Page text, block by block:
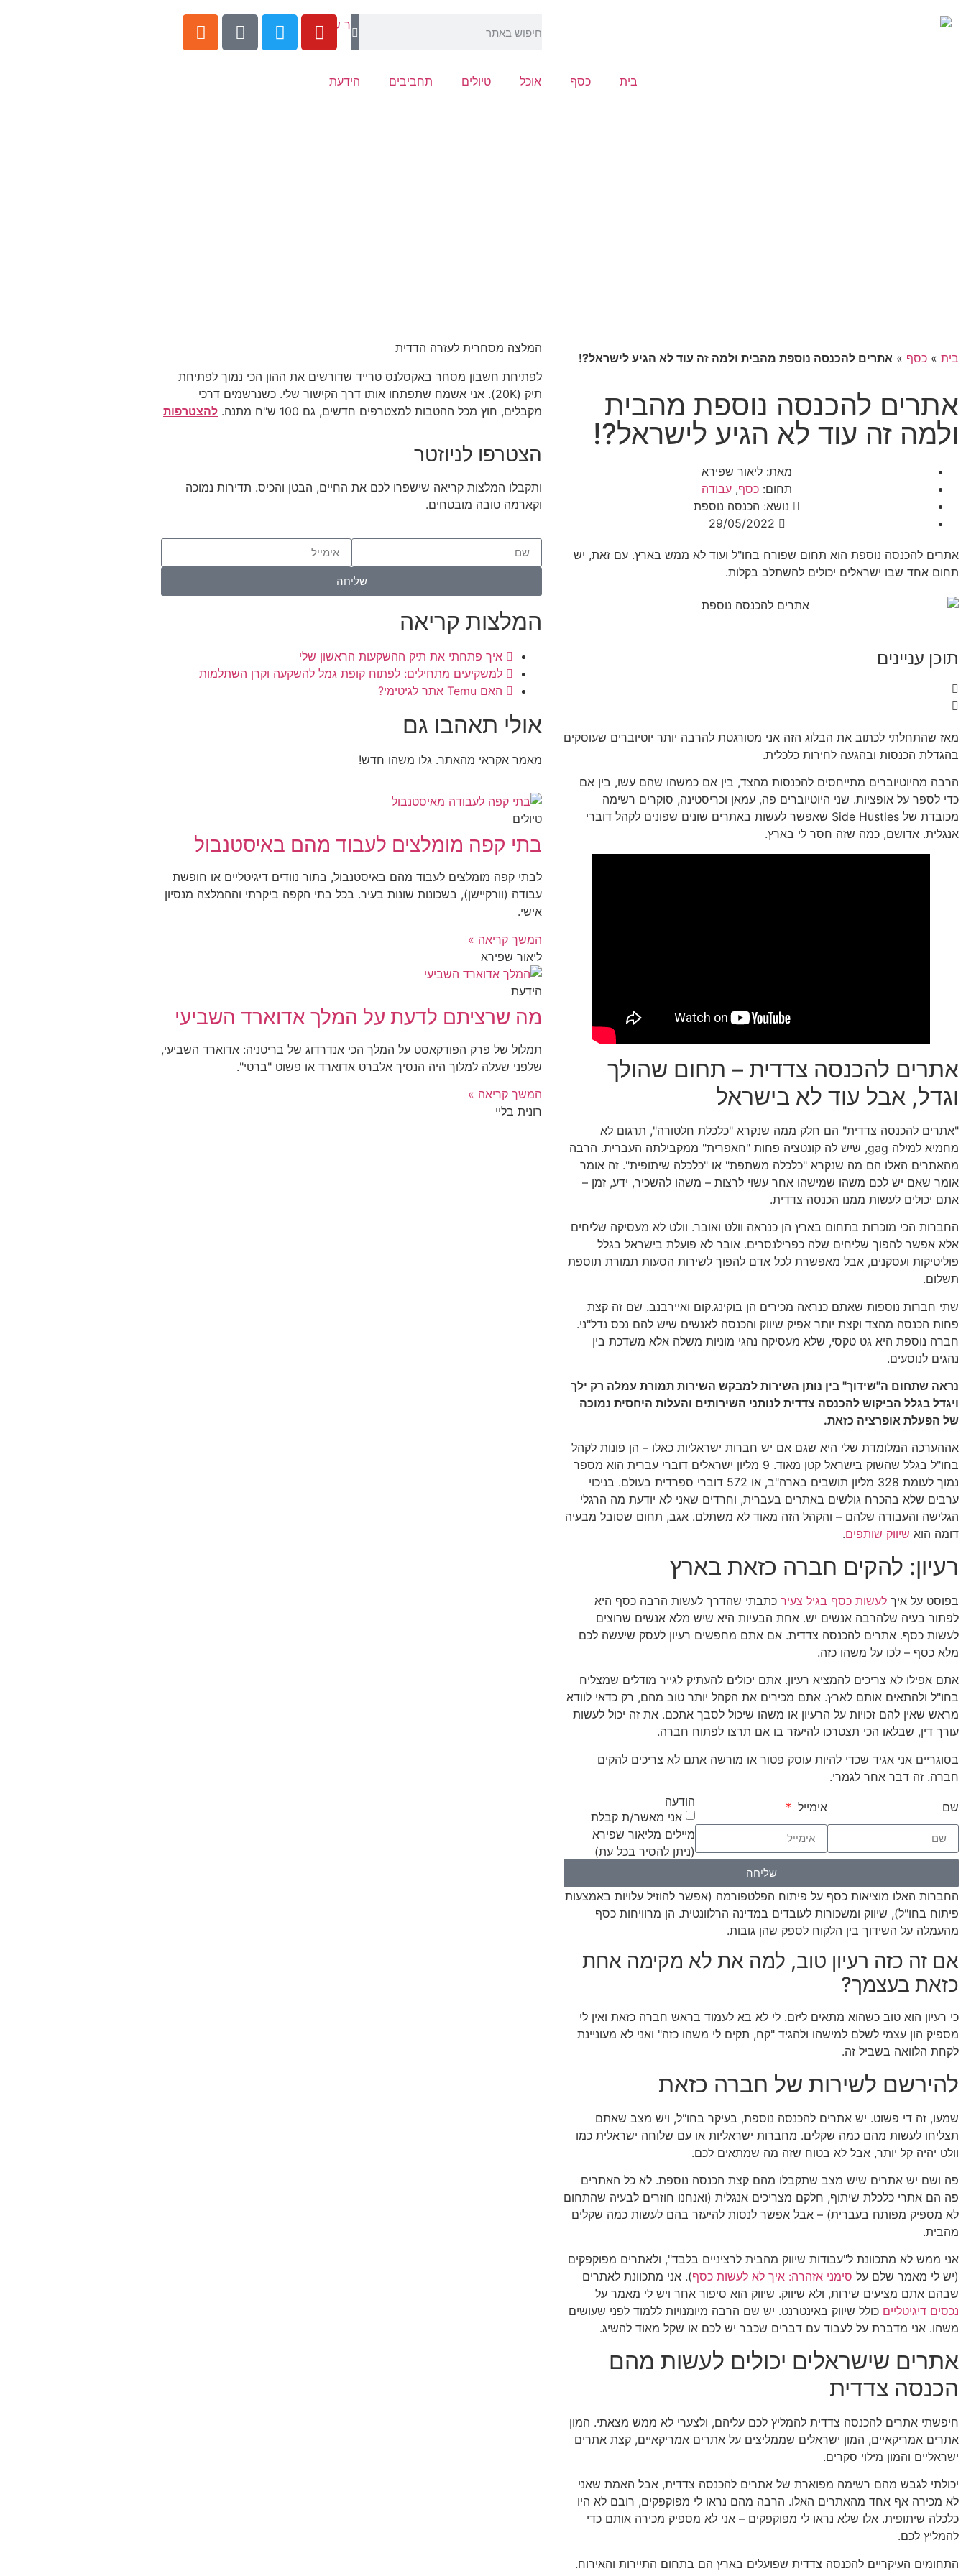
בית כסף אוכל טיולים תחביבים הידעת
בית » כסף » אתרים להכנסה נוספת מהבית ולמה זה עוד לא הגיע לישראל?!
אתרים להכנסה נוספת מהבית
ולמה זה עוד לא הגיע לישראל?!
מאת: ליאור שפירא
תחום: כסף, עבודה
נושא: הכנסה נוספת
29/05/2022
אתרים להכנסה נוספת הוא תחום שפורח בחו"ל ועוד לא ממש בארץ. עם זאת, יש
תחום אחד שבו ישראלים יכולים להשתלב בקלות.
תוכן עניינים
מאז שהתחלתי לכתוב את הבלוג הזה אני מטורגטת להרבה יותר יוטיוברים שעוסקים
בהגדלת הכנסות ובהגעה לחירות כלכלית.
הרבה מהיוטיוברים מתייחסים להכנסות מהצד, בין אם כמשהו שהם עשו, בין אם
כדי לספר על אופציות. שני היוטיוברים פה, עמאן וכריסטינה, סוקרים רשימה
מכובדת של Side Hustles שאפשר לעשות באתרים שונים שפונים לקהל דוברי
אנגלית. אדושם, כמה שזה חסר לי בארץ.
אתרים להכנסה צדדית – תחום שהולך
וגדל, אבל עוד לא בישראל
"אתרים להכנסה צדדית" הם חלק ממה שנקרא "כלכלת חלטורה", תרגום לא
מחמיא למילה gag, שיש לה קונטציה פחות "חאפרית" ממקבילתה העברית. הרבה
מהאתרים האלו הם מה שנקרא "כלכלה משתפת" או "כלכלה שיתופית". זה אומר
אומר שאם יש לכם משהו שמישהו אחר עשוי לרצות – משהו להשכיר, ידע, זמן –
אתם יכולים לעשות ממנו הכנסה צדדית.
החברות הכי מוכרות בתחום בארץ הן כנראה וולט ואובר. וולט לא מעסיקה שליחים
אלא אפשר להפוך שליחים שלה כפרילנסרים. אובר לא פועלת בישראל בגלל
פוליטיקות ועסקנים, אבל מאפשרת לכל אדם להפוך לשירות הסעות תמורת תוספת
תשלום.
שתי חברות נוספות שאתם כנראה מכירים הן בוקינג.קום ואיירבנב. שם זה קצת
פחות הכנסה מהצד וקצת יותר אפיק שיווק והכנסה לאנשים שיש להם נכס נדל"ני.
חברה נוספת היא גט טקסי, שלא מעסיקה נהגי מוניות משלה אלא משדכת בין
נהגים לנוסעים.
נראה שתחום ה"שידוך" בין נותן השירות למבקש השירות תמורת עמלה רק ילך
ויגדל בגלל הביקוש להכנסה צדדית לנותני השירותים והעלות היחסית נמוכה
של הפעלת אופרציה כזאת.
אההערכה המלומדת שלי היא שגם אם יש חברות ישראליות כאלו – הן פונות לקהל
בחו"ל בגלל שהשוק בישראל קטן מאוד. 9 מליון ישראלים דוברי עברית הוא מספר
נמוך לעומת 328 מליון תושבים בארה"ב, או 572 דוברי ספרדית בעולם. בניכוי
ערבים שלא בהכרח גולשים באתרים בעברית, וחרדים שאני לא יודעת מה הרגלי
הגלישה והעבודה שלהם – והקהל הזה מאוד לא משתלם. אגב, תחום שסובל מבעיה
דומה הוא שיווק שותפים.
רעיון: להקים חברה כזאת בארץ
בפוסט על איך לעשות כסף בגיל צעיר כתבתי שהדרך לעשות הרבה כסף היא
לפתור בעיה שלהרבה אנשים יש. אחת הבעיות היא שיש מלא אנשים שרוצים
לעשות כסף. אתרים להכנסה צדדית. אם אתם מחפשים רעיון לעסק שיעשה לכם
מלא כסף – לכו על משהו כזה.
אתם אפילו לא צריכים להמציא רעיון. אתם יכולים להעתיק לגייר מודלים שמצליח
בחו"ל ולהתאים אותם לארץ. אתם מכירים את הקהל יותר טוב מהם, רק כדאי לוודא
מראש שאין להם זכויות על הרעיון או משהו שיכול לסבך אתכם. את זה יכול לעשות
עורך דין, שבלאו הכי תצטרכו להיעזר בו אם תרצו לפתוח חברה.
בסוגריים אני אגיד שכדי להיות עוסק פטור או מורשה אתם לא צריכים להקים
חברה. זה דבר אחר לגמרי.
שם אימייל
הודעה
אני מאשר/ת קבלת
מיילים מליאור שפירא
(ניתן להסיר בכל עת)
שליחה
החברות האלו מוציאות כסף על פיתוח הפלטפורמה (אפשר להוזיל עלויות באמצעות
פיתוח בחו"ל), שיווק ומשכורות לעובדים במדינה הרלוונטית. הן מרוויחות כסף
מהעמלה על השידוך בין הלקוח לספק שהן גובות.
אם זה כזה רעיון טוב, למה את לא מקימה אחת
כזאת בעצמך?
כי רעיון הוא טוב כשהוא מתאים ליזם. לי לא בא לעמוד בראש חברה כזאת ואין לי
מספיק הון עצמי לשלם למישהו ולהגיד "קח, תקים לי משהו כזה" ואני לא מעוניינת
לקחת הלוואה בשביל זה.
להירשם לשירות של חברה כזאת
שמעו, זה די פשוט. יש אתרים להכנסה נוספת, בעיקר בחו"ל, ויש מצב שאתם
תצליחו לעשות מהם כמה שקלים. מחברות ישראליות או עם שלוחה ישראלית כמו
וולט יהיה קל יותר, אבל לא בטוח שזה מה שמתאים לכם.
פה ושם יש אתרים שיש מצב שתקבלו מהם קצת הכנסה נוספת. לא כל האתרים
פה הם אתרי כלכלת שיתוף, חלקם מצריכים אנגלית (ואנחנו חוזרים לבעיה שהתחום
לא מספיק מפותח בעברית) – אבל אפשר לנסות להיעזר בהם לעשות כמה שקלים
מהבית.
אני ממש לא מתכוונת ל"עבודות שיווק מהבית לרציניים בלבד", ולאתרים מפוקפקים
(יש לי מאמר שלם על סימני אזהרה: איך לא לעשות כסף). אני מתכוונת לאתרים
שבהם אתם מציעים שירות, ולא שיווק. שיווק הוא סיפור אחר ויש לי מאמר על
נכסים דיגיטליים כולל שיווק באינטרנט. יש שם הרבה מיומנויות ללמוד לפני שעושים
משהו. אני מדברת על לעבוד עם דברים שכבר יש לכם או שקל מאוד להשיג.
אתרים שישראלים יכולים לעשות מהם
הכנסה צדדית
חיפשתי אתרים להכנסה צדדית להמליץ לכם עליהם, ולצערי לא ממש מצאתי. המון
אתרים אמריקאיים, המון ישראלים שממליצים על אתרים אמריקאיים, קצת אתרים
ישראליים והמון מילוי סקרים.
יכולתי לגבש מהם רשימה מפוארת של אתרים להכנסה צדדית, אבל האמת שאני
לא מכירה אף אחד מהאתרים האלו. הרבה מהם נראו לי מפוקפקים, רובם לא היו
כלכלה שיתופית. אלו שלא נראו לי מפוקפקים – אני לא מספיק מכירה אותם כדי
להמליץ לכם.
התחומים העיקריים להכנסה צדדית שפועלים בארץ הם בתחום התיירות והאירוח.
המלצה מסחרית לעזרה הדדית
לפתיחת חשבון מסחר באקסלנס טרייד שדורשים את ההון הכי נמוך לפתיחת
תיק (20K). אני אשמח שתפתחו אותו דרך הקישור שלי. כשנרשמים דרכי
מקבלים, חוץ מכל ההטבות למצטרפים חדשים, גם 100 ש"ח מתנה.
להצטרפות
הצטרפו לניוזטר
ותקבלו המלצות קריאה שישפרו לכם את החיים, הבטן והכיס. תדירות נמוכה
וקארמה טובה מובטחים.
שליחה
המלצות קריאה
איך פתחתי את תיק ההשקעות הראשון שלי
למשקיעים מתחילים: לפתוח קופת גמל להשקעה וקרן השתלמות
האם Temu אתר לגיטימי?
אולי תאהבו גם
מאמר אקראי מהאתר. גלו משהו חדש!
טיולים
בתי קפה מומלצים לעבוד מהם באיסטנבול
לבתי קפה מומלצים לעבוד מהם באיסטנבול, בתור נוודים דיגיטליים או חופשת
עבודה (וורקיישן), בשכונות שונות בעיר. בכל בתי הקפה ביקרתי וההמלצה מנסיון
אישי.
המשך קריאה »
ליאור שפירא
הידעת
מה שרציתם לדעת על המלך אדוארד השביעי
תמלול של פרק הפודקאסט על המלך הכי אנדרדוג של בריטניה: אדוארד השביעי,
שלפני שעלה למלוך היה הנסיך אלברט אדוארד או פשוט "ברטי".
המשך קריאה »
רונית בליי